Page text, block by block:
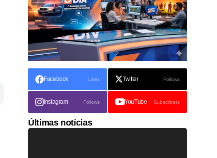
Facebook Likes Twitter Follows
Instagram Follows YouTube Subscribers
Últimas notícias